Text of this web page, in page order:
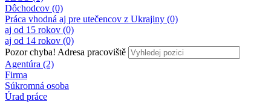
Dôchodcov (0)
Práca vhodná aj pre utečencov z Ukrajiny (0)
aj od 15 rokov (0)
aj od 14 rokov (0)
Pozor chyba! Adresa pracoviště
Agentúra (2)
Firma
Súkromná osoba
Úrad práce